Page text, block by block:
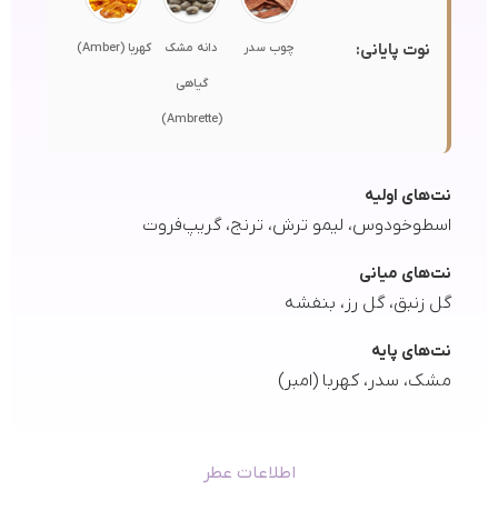
اطلاعات عطر
نوت پایانی: چوب سدر دانه مشک
گیاهی
(Ambrette)
کهربا (Amber)
نت‌های اولیه
اسطوخودوس، لیمو ترش، ترنج، گریپ‌فروت
نت‌های میانی
گل زنبق، گل رز، بنفشه
نت‌های پایه
مشک، سدر، کهربا (امبر)